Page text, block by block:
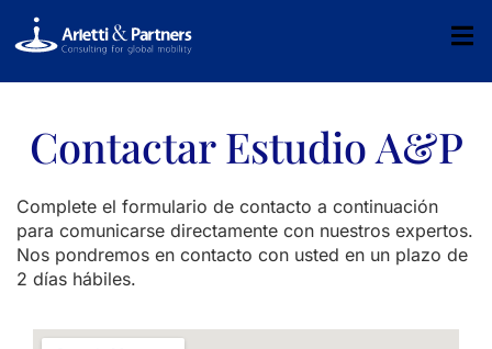
Contactar Estudio A&P
Complete el formulario de contacto a continuación
para comunicarse directamente con nuestros expertos.
Nos pondremos en contacto con usted en un plazo de
2 días hábiles.